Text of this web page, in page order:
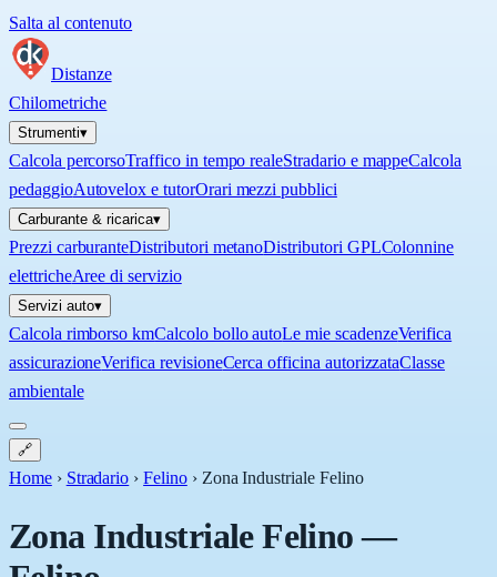
Salta al contenuto
Distanze
Chilometriche
Strumenti▾
Calcola percorsoTraffico in tempo realeStradario e mappeCalcola
pedaggioAutovelox e tutorOrari mezzi pubblici
Carburante & ricarica▾
Prezzi carburanteDistributori metanoDistributori GPLColonnine
elettricheAree di servizio
Servizi auto▾
Calcola rimborso kmCalcolo bollo autoLe mie scadenzeVerifica
assicurazioneVerifica revisioneCerca officina autorizzataClasse
ambientale
🔗
Home › Stradario › Felino › Zona Industriale Felino
Zona Industriale Felino—